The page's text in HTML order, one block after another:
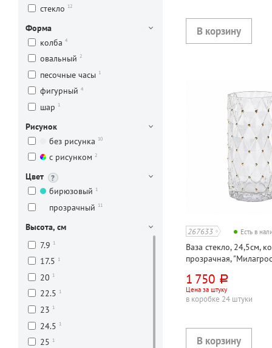
стекло 12
Форма
колба 4
овальный 2
песочные часы 1
фигурный 4
шар 1
Рисунок
без рисунка 10
с рисунком 2
Цвет
бирюзовый 1
прозрачный 11
Высота, см
7.9 1
17.5 1
20 1
22.5 1
23 1
24.5 1
25 1
267633 Есть в
Ваза стекло, 24,5см,
прозрачная,
1 750 руб.
Цена за штуку
в коробке 24 штуки